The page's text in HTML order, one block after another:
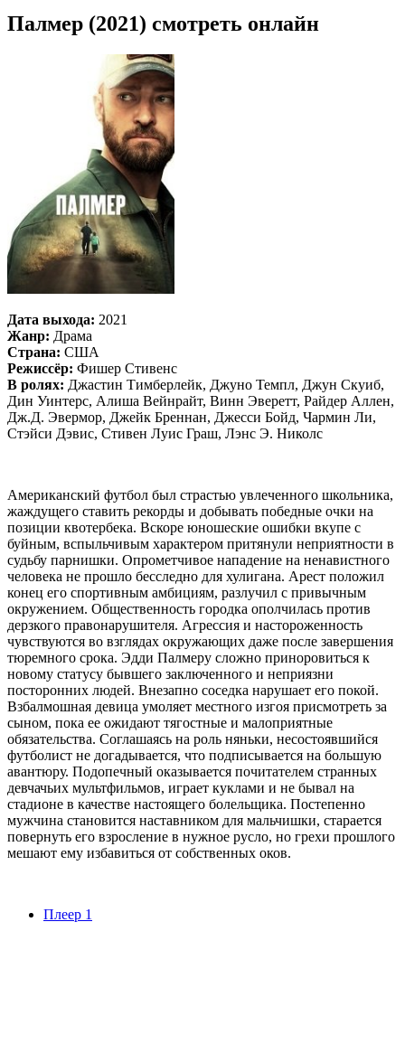
Палмер (2021) смотреть онлайн
Дата выхода: 2021
Жанр: Драма
Страна: США
Режиссёр: Фишер Стивенс
В ролях: Джастин Тимберлейк, Джуно Темпл, Джун Скуиб,
Дин Уинтерс, Алиша Вейнрайт, Винн Эверетт, Райдер Аллен,
Дж.Д. Эвермор, Джейк Бреннан, Джесси Бойд, Чармин Ли,
Стэйси Дэвис, Стивен Луис Граш, Лэнс Э. Николс
Американский футбол был страстью увлеченного школьника,
жаждущего ставить рекорды и добывать победные очки на
позиции квотербека. Вскоре юношеские ошибки вкупе с
буйным, вспыльчивым характером притянули неприятности в
судьбу парнишки. Опрометчивое нападение на ненавистного
человека не прошло бесследно для хулигана. Арест положил
конец его спортивным амбициям, разлучил с привычным
окружением. Общественность городка ополчилась против
дерзкого правонарушителя. Агрессия и настороженность
чувствуются во взглядах окружающих даже после завершения
тюремного срока. Эдди Палмеру сложно приноровиться к
новому статусу бывшего заключенного и неприязни
посторонних людей. Внезапно соседка нарушает его покой.
Взбалмошная девица умоляет местного изгоя присмотреть за
сыном, пока ее ожидают тягостные и малоприятные
обязательства. Соглашаясь на роль няньки, несостоявшийся
футболист не догадывается, что подписывается на большую
авантюру. Подопечный оказывается почитателем странных
девчачьих мультфильмов, играет куклами и не бывал на
стадионе в качестве настоящего болельщика. Постепенно
мужчина становится наставником для мальчишки, старается
повернуть его взросление в нужное русло, но грехи прошлого
мешают ему избавиться от собственных оков.
Плеер 1